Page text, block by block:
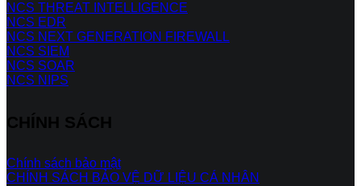
NCS THREAT INTELLIGENCE
NCS EDR
NCS NEXT GENERATION FIREWALL
NCS SIEM
NCS SOAR
NCS NIPS
CHÍNH SÁCH
Chính sách bảo mật
CHÍNH SÁCH BẢO VỆ DỮ LIỆU CÁ NHÂN